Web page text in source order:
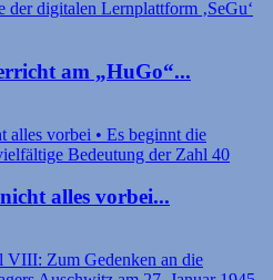
am „HuGo“...
alles vorbei...